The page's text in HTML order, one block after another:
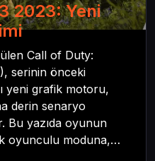
2023: Yeni
Call of Duty:
serinin önceki
yeni grafik motoru,
derin senaryo
Bu yazıda oyunun
oyunculu moduna,